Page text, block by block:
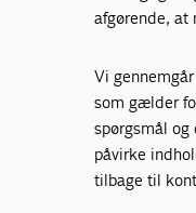
afgørende, at
Vi
som gælder
spørgsmål
påvirke
tilbage til